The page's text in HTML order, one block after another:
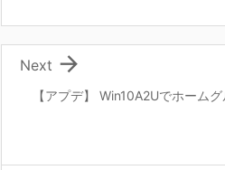
【アプデ】 Win10A2Uでホーム

Next